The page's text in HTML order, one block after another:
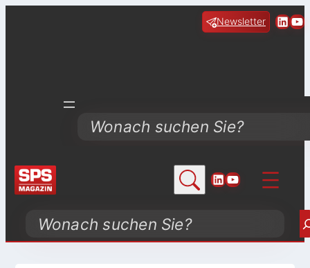
Newsletter
Search
LinkedIn
YouTube
Search